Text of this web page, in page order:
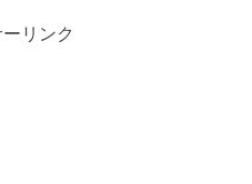
リンク